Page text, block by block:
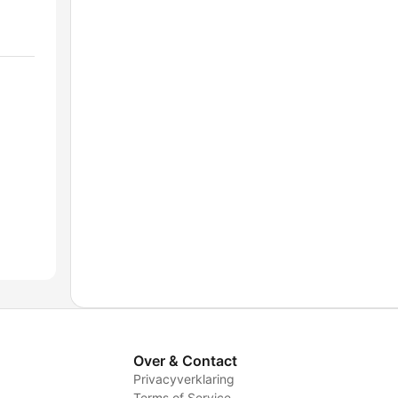
Over & Contact
Privacyverklaring